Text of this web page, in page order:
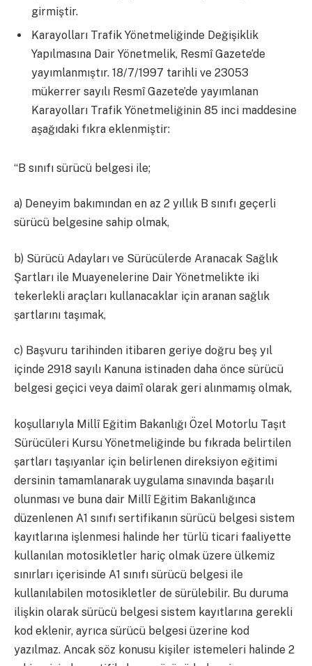
girmiştir.
Karayolları Trafik Yönetmeliğinde Değişiklik
Yapılmasına Dair Yönetmelik, Resmî Gazete’de
yayımlanmıştır. 18/7/1997 tarihli ve 23053
mükerrer sayılı Resmî Gazete’de yayımlanan
Karayolları Trafik Yönetmeliğinin 85 inci maddesine
aşağıdaki fıkra eklenmiştir:
“B sınıfı sürücü belgesi ile;
a) Deneyim bakımından en az 2 yıllık B sınıfı geçerli
sürücü belgesine sahip olmak,
b) Sürücü Adayları ve Sürücülerde Aranacak Sağlık
Şartları ile Muayenelerine Dair Yönetmelikte iki
tekerlekli araçları kullanacaklar için aranan sağlık
şartlarını taşımak,
c) Başvuru tarihinden itibaren geriye doğru beş yıl
içinde 2918 sayılı Kanuna istinaden daha önce sürücü
belgesi geçici veya daimî olarak geri alınmamış olmak,
koşullarıyla Millî Eğitim Bakanlığı Özel Motorlu Taşıt
Sürücüleri Kursu Yönetmeliğinde bu fıkrada belirtilen
şartları taşıyanlar için belirlenen direksiyon eğitimi
dersinin tamamlanarak uygulama sınavında başarılı
olunması ve buna dair Millî Eğitim Bakanlığınca
düzenlenen A1 sınıfı sertifikanın sürücü belgesi sistem
kayıtlarına işlenmesi halinde her türlü ticari faaliyette
kullanılan motosikletler hariç olmak üzere ülkemiz
sınırları içerisinde A1 sınıfı sürücü belgesi ile
kullanılabilen motosikletler de sürülebilir. Bu duruma
ilişkin olarak sürücü belgesi sistem kayıtlarına gerekli
kod eklenir, ayrıca sürücü belgesi üzerine kod
yazılmaz. Ancak söz konusu kişiler istemeleri halinde 2